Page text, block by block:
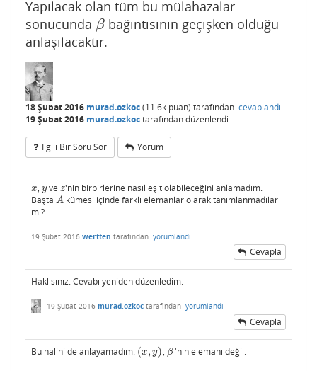
Yapılacak olan tüm bu mülahazalar
sonucunda β
βbağıntısının geçişken olduğu
anlaşılacaktır.
18 Şubat 2016 murad.ozkoc(11.6k puan) tarafından cevaplandı
19 Şubat 2016 murad.ozkoctarafındandüzenlendi
Ilgili Bir Soru Sor Yorum
x
x , y
yvez
z'nin birbirlerine nasıl eşit olabileceğini anlamadım.
Başta A
A kümesi içinde farklı elemanlar olarak tanımlanmadılar
mı?
19 Şubat 2016 wertten tarafından yorumlandı
Cevapla
Haklısınız. Cevabı yeniden düzenledim.
19 Şubat 2016 murad.ozkoc tarafından yorumlandı
Cevapla
Bu halini de anlayamadım. (x, y)
(x,y) , β
β'nın elemanı değil.